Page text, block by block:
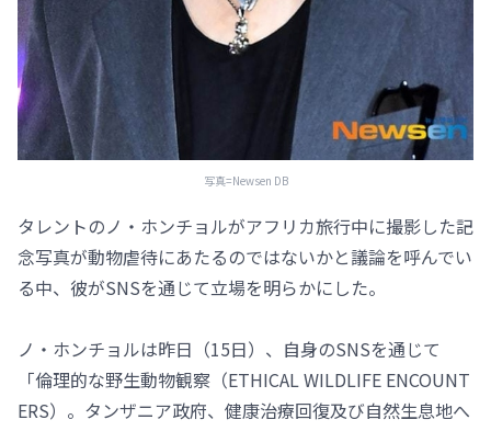
写真=Newsen DB
タレントのノ・ホンチョルがアフリカ旅行中に撮影した記
念写真が動物虐待にあたるのではないかと議論を呼んでい
る中、彼がSNSを通じて立場を明らかにした。
ノ・ホンチョルは昨日（15日）、自身のSNSを通じて
「倫理的な野生動物観察（ETHICAL WILDLIFE ENCOUNT
ERS）。タンザニア政府、健康治療回復及び自然生息地へ